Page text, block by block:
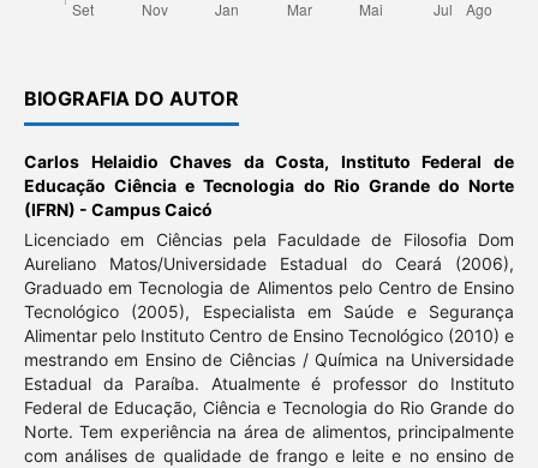
BIOGRAFIA DO AUTOR
Carlos Helaidio Chaves da Costa, Instituto Federal de
Educação Ciência e Tecnologia do Rio Grande do Norte
(IFRN) - Campus Caicó
Licenciado em Ciências pela Faculdade de Filosofia Dom
Aureliano Matos/Universidade Estadual do Ceará (2006),
Graduado em Tecnologia de Alimentos pelo Centro de Ensino
Tecnológico (2005), Especialista em Saúde e Segurança
Alimentar pelo Instituto Centro de Ensino Tecnológico (2010) e
mestrando em Ensino de Ciências / Química na Universidade
Estadual da Paraíba. Atualmente é professor do Instituto
Federal de Educação, Ciência e Tecnologia do Rio Grande do
Norte. Tem experiência na área de alimentos, principalmente
com análises de qualidade de frango e leite e no ensino de